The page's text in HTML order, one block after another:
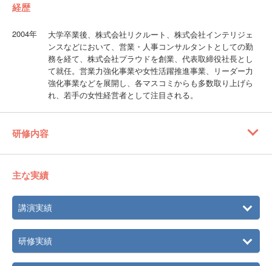
経歴
2004年
大学卒業後、株式会社リクルート、株式会社インテリジェ
ンスなどにおいて、営業・人事コンサルタントとしての勤
務を経て、株式会社プラウドを創業、代表取締役社長とし
て就任。営業力強化事業や女性活躍推進事業、リーダー力
強化事業などを展開し、各マスコミからも多数取り上げら
れ、若手の女性経営者として注目される。
研修内容
主な実績
講演実績
研修実績